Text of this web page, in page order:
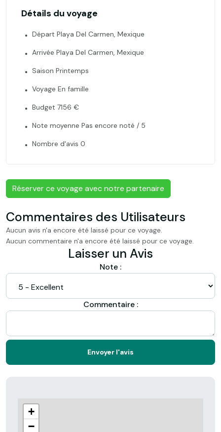
Détails du voyage
Départ Playa Del Carmen, Mexique
Arrivée Playa Del Carmen, Mexique
Saison Printemps
Voyage En famille
Budget 7156 €
Note moyenne Pas encore noté / 5
Nombre d'avis 0
Réserver ce voyage avec notre partenaire
Commentaires des Utilisateurs
Aucun avis n'a encore été laissé pour ce voyage.
Aucun commentaire n'a encore été laissé pour ce voyage.
Laisser un Avis
Note :
Commentaire :
Envoyer l'avis
+
−